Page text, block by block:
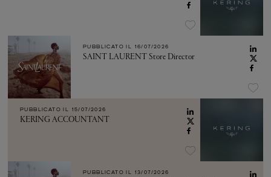
PUBBLICATO IL 16/07/2026
SAINT LAURENT Store Director
PUBBLICATO IL 15/07/2026
KERING ACCOUNTANT
PUBBLICATO IL 13/07/2026